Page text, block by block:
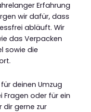
Erfahrung
wir dafür, dass
abläuft. Wir
das Verpacken
sowie die
deinen Umzug
Fragen oder für ein
dir gerne zur